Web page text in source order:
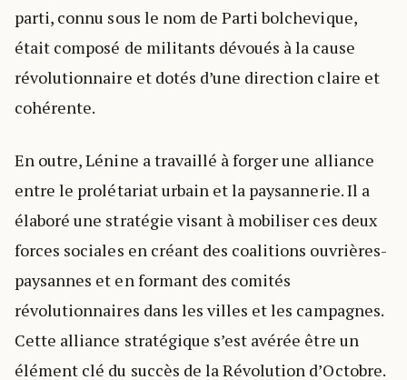
parti, connu sous le nom de Parti bolchevique,
était composé de militants dévoués à la cause
révolutionnaire et dotés d’une direction claire et
cohérente.
En outre, Lénine a travaillé à forger une alliance
entre le prolétariat urbain et la paysannerie. Il a
élaboré une stratégie visant à mobiliser ces deux
forces sociales en créant des coalitions ouvrières-
paysannes et en formant des comités
révolutionnaires dans les villes et les campagnes.
Cette alliance stratégique s’est avérée être un
élément clé du succès de la Révolution d’Octobre.